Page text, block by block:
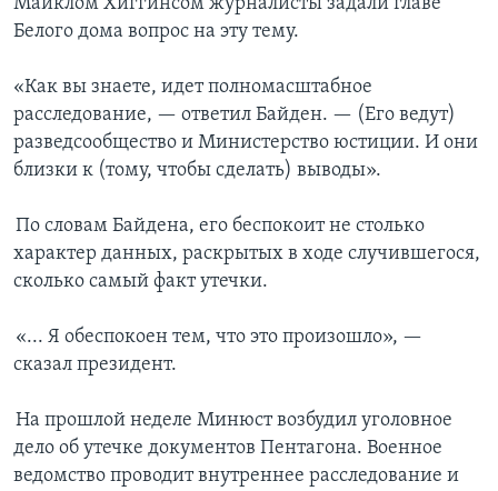
Майклом Хиггинсом журналисты задали главе
Белого дома вопрос на эту тему.
«Как вы знаете, идет полномасштабное
расследование, — ответил Байден. — (Его ведут)
разведсообщество и Министерство юстиции. И они
близки к (тому, чтобы сделать) выводы».
По словам Байдена, его беспокоит не столько
характер данных, раскрытых в ходе случившегося,
сколько самый факт утечки.
«... Я обеспокоен тем, что это произошло», —
сказал президент.
На прошлой неделе Минюст возбудил уголовное
дело об утечке документов Пентагона. Военное
ведомство проводит внутреннее расследование и